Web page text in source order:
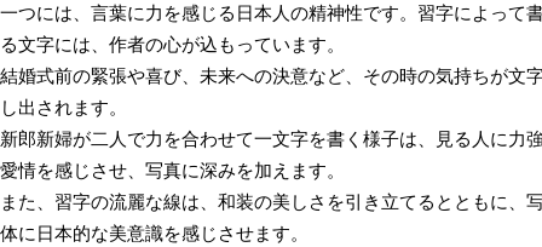
一つには、言葉に力を感じる日本人の精神性です。習字によって
る文字には、作者の心が込もっています。
結婚式前の緊張や喜び、未来への決意など、その時の気持ちが文
し出されます。
新郎新婦が二人で力を合わせて一文字を書く様子は、見る人に力
愛情を感じさせ、写真に深みを加えます。
また、習字の流麗な線は、和装の美しさを引き立てるとともに、
体に日本的な美意識を感じさせます。